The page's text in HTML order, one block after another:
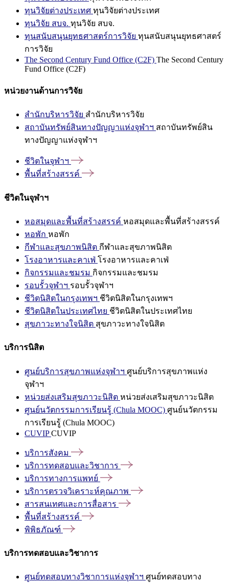
ทุนวิจัยต่างประเทศ ทุนวิจัยต่างประเทศ
ทุนวิจัย สบจ. ทุนวิจัย สบจ.
ทุนสนับสนุนยุทธศาสตร์การวิจัย ทุนสนับสนุนยุทธศาสตร์
การวิจัย
The Second Century Fund Office (C2F) The Second Century
Fund Office (C2F)
หน่วยงานด้านการวิจัย
สำนักบริหารวิจัย สำนักบริหารวิจัย
สถาบันทรัพย์สินทางปัญญาแห่งจุฬาฯ สถาบันทรัพย์สิน
ทางปัญญาแห่งจุฬาฯ
ชีวิตในจุฬาฯ
พื้นที่สร้างสรรค์
ชีวิตในจุฬาฯ
หอสมุดและพื้นที่สร้างสรรค์ หอสมุดและพื้นที่สร้างสรรค์
หอพัก หอพัก
กีฬาและสุขภาพนิสิต กีฬาและสุขภาพนิสิต
โรงอาหารและคาเฟ่ โรงอาหารและคาเฟ่
กิจกรรมและชมรม กิจกรรมและชมรม
รอบรั้วจุฬาฯ รอบรั้วจุฬาฯ
ชีวิตนิสิตในกรุงเทพฯ ชีวิตนิสิตในกรุงเทพฯ
ชีวิตนิสิตในประเทศไทย ชีวิตนิสิตในประเทศไทย
สุขภาวะทางใจนิสิต สุขภาวะทางใจนิสิต
บริการนิสิต
ศูนย์บริการสุขภาพแห่งจุฬาฯ ศูนย์บริการสุขภาพแห่ง
จุฬาฯ
หน่วยส่งเสริมสุขภาวะนิสิต หน่วยส่งเสริมสุขภาวะนิสิต
ศูนย์นวัตกรรมการเรียนรู้ (Chula MOOC) ศูนย์นวัตกรรม
การเรียนรู้ (Chula MOOC)
CUVIPCUVIP
บริการสังคม
บริการทดสอบและวิชาการ
บริการทางการแพทย์
บริการตรวจวิเคราะห์คุณภาพ
สารสนเทศและการสื่อสาร
พื้นที่สร้างสรรค์
พิพิธภัณฑ์
บริการทดสอบและวิชาการ
ศูนย์ทดสอบทางวิชาการแห่งจุฬาฯ ศูนย์ทดสอบทาง